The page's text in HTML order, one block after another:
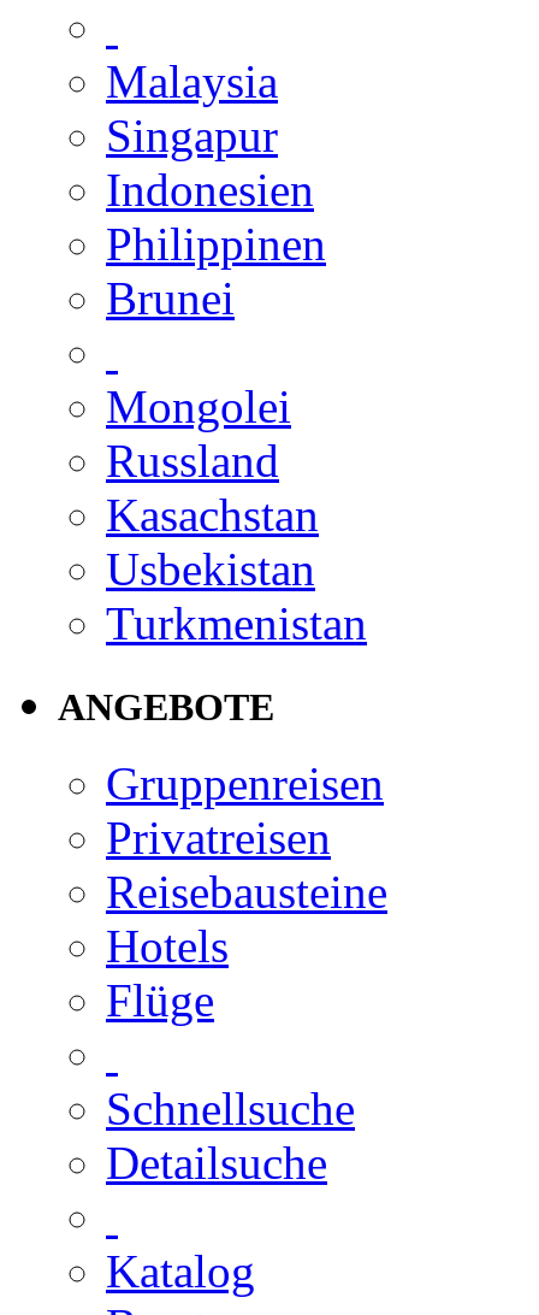
Malaysia
Singapur
Indonesien
Philippinen
Brunei
Mongolei
Russland
Kasachstan
Usbekistan
Turkmenistan
ANGEBOTE
Gruppenreisen
Privatreisen
Reisebausteine
Hotels
Flüge
Schnellsuche
Detailsuche
Katalog